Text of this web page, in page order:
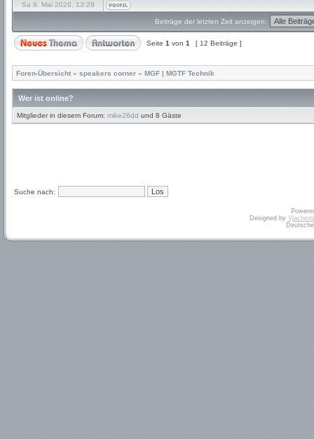
Sa 9. Mai 2026, 13:28
Beiträge der letzten Zeit anzeigen:
Seite 1 von 1 [ 12 Beiträge ]
Foren-Übersicht » speakers corner » MGF | MGTF Technik
Wer ist online?
Mitglieder in diesem Forum: mike26dd und 8 Gäste
Suche nach:
Designed by